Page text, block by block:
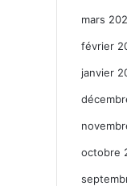
mars
février
janvier
octobre